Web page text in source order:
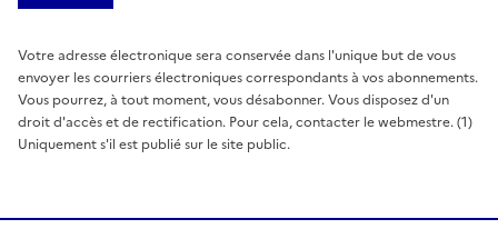
Votre adresse électronique sera conservée dans l'unique but de vous
envoyer les courriers électroniques correspondants à vos abonnements.
Vous pourrez, à tout moment, vous désabonner. Vous disposez d'un
droit d'accès et de rectification. Pour cela, contacter le webmestre. (1)
Uniquement s'il est publié sur le site public.